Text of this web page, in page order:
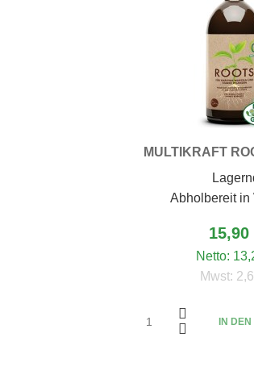
MULTIKRAFT
Abholbereit in
15,90
Netto:
Mwst:
IN